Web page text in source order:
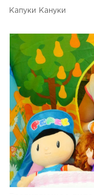
Капуки Кануки